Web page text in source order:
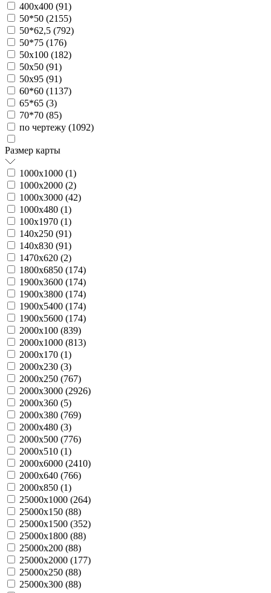
400х400 (91)
50*50 (2155)
50*62,5 (792)
50*75 (176)
50х100 (182)
50х50 (91)
50х95 (91)
60*60 (1137)
65*65 (3)
70*70 (85)
по чертежу (1092)
Размер карты
1000х1000 (1)
1000х2000 (2)
1000х3000 (42)
1000х480 (1)
100х1970 (1)
140х250 (91)
140х830 (91)
1470х620 (2)
1800х6850 (174)
1900х3600 (174)
1900х3800 (174)
1900х5400 (174)
1900х5600 (174)
2000х100 (839)
2000х1000 (813)
2000х170 (1)
2000х230 (3)
2000х250 (767)
2000х3000 (2926)
2000х360 (5)
2000х380 (769)
2000х480 (3)
2000х500 (776)
2000х510 (1)
2000х6000 (2410)
2000х640 (766)
2000х850 (1)
25000х1000 (264)
25000х150 (88)
25000х1500 (352)
25000х1800 (88)
25000х200 (88)
25000х2000 (177)
25000х250 (88)
25000х300 (88)